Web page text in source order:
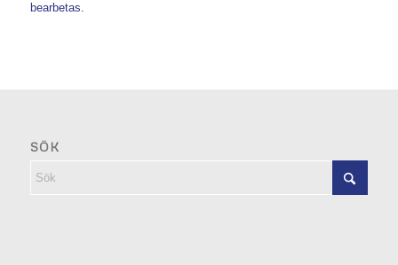
bearbetas.
SÖK